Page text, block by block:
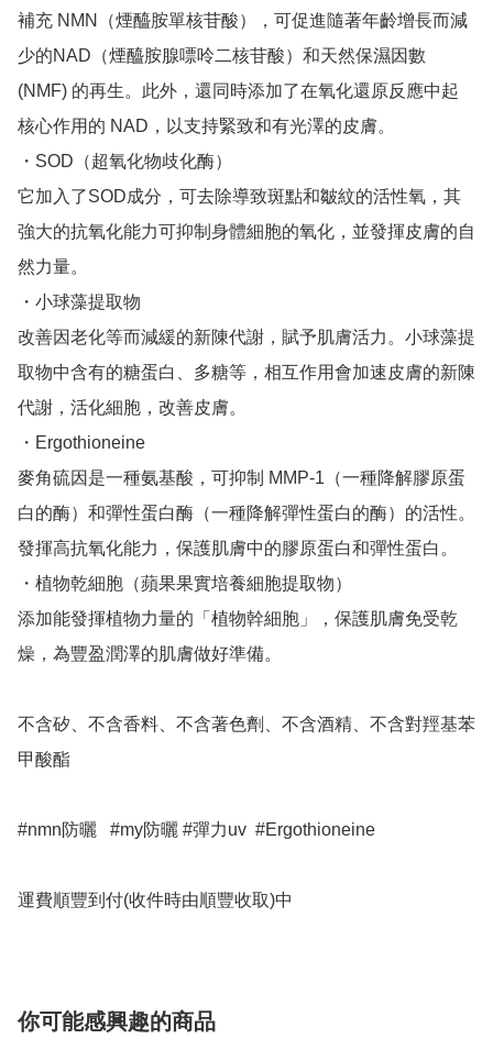
補充 NMN（煙醯胺單核苷酸），可促進隨著年齡增長而減
少的NAD（煙醯胺腺嘌呤二核苷酸）和天然保濕因數
(NMF) 的再生。此外，還同時添加了在氧化還原反應中起
核心作用的 NAD，以支持緊致和有光澤的皮膚。
・SOD（超氧化物歧化酶）
它加入了SOD成分，可去除導致斑點和皺紋的活性氧，其
強大的抗氧化能力可抑制身體細胞的氧化，並發揮皮膚的自
然力量。
・小球藻提取物
改善因老化等而減緩的新陳代謝，賦予肌膚活力。小球藻提
取物中含有的糖蛋白、多糖等，相互作用會加速皮膚的新陳
代謝，活化細胞，改善皮膚。
・Ergothioneine
麥角硫因是一種氨基酸，可抑制 MMP-1（一種降解膠原蛋
白的酶）和彈性蛋白酶（一種降解彈性蛋白的酶）的活性。
發揮高抗氧化能力，保護肌膚中的膠原蛋白和彈性蛋白。
・植物乾細胞（蘋果果實培養細胞提取物）
添加能發揮植物力量的「植物幹細胞」，保護肌膚免受乾
燥，為豐盈潤澤的肌膚做好準備。
不含矽、不含香料、不含著色劑、不含酒精、不含對羥基苯
甲酸酯
#nmn防曬   #my防曬 #彈力uv  #Ergothioneine
運費順豐到付(收件時由順豐收取)中
你可能感興趣的商品